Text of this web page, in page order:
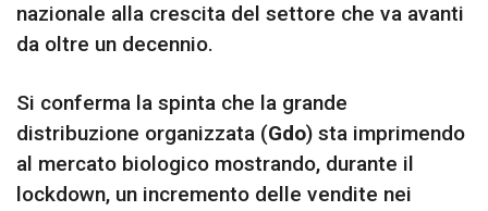
nazionale alla crescita del settore che va avanti
da oltre un decennio.
Si conferma la spinta che la grande
distribuzione organizzata (Gdo) sta imprimendo
al mercato biologico mostrando, durante il
lockdown, un incremento delle vendite nei